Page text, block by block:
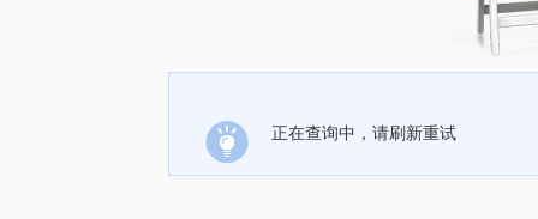
正在查询中，请刷新重试